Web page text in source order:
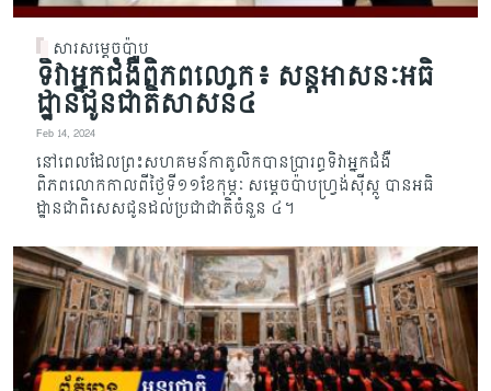
សារសម្តេចប៉ាប
ទិវាអ្នកជំងឺពិភពលោក៖ សន្តអាសនៈអធិ
ដ្ឋានជូនជាតិសាសន៍៤
Feb 14, 2024
នៅពេលដែលព្រះសហគមន៍កាតូលិកបានប្រារព្ធទិវាអ្នកជំងឺ
ពិភពលោកកាលពីថ្ងៃទី​១១ខែកុម្ភៈ សម្តេចប៉ាបហ្រ្វង់ស៊ីស្កូ បានអធិ
ដ្ឋានជាពិសេសជូនដល់ប្រជាជាតិចំនួន ៤។